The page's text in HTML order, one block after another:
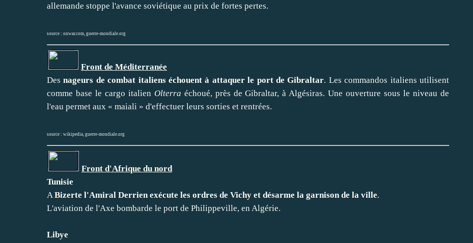
allemande stoppe l'avance soviétique au prix de fortes pertes.
source : onwar.com guerre-mondiale.org
Front de Méditerranée
Desnageurs de combat italiens échouent à attaquer le port de Gibraltar. Les commandos italiens utilisent
comme base le cargo italien Olterra échoué, près de Gibraltar, à Algésiras. Une ouverture sous le niveau de
l'eau permet aux « maiali » d'effectuer leurs sorties et rentrées.
source : wikipedia guerre-mondiale.org
Front d'Afrique du nord
Tunisie
A Bizerte l'Amiral Derrien exécute les ordres de Vichy et désarme la garnison de la ville.
L'aviation de l'Axe bombarde le port de Philippeville, en Algérie.
Libye